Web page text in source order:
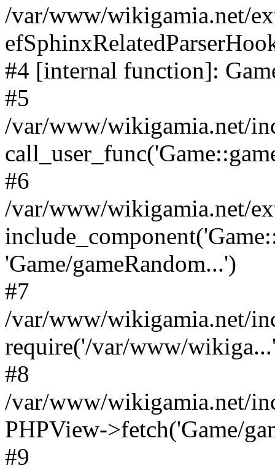
/var/www/wikigamia.net/
#4 [internal function]:
#5
/var/www/wikigamia.net/
#6
/var/www/wikigamia.net/
'Game/gameRandom...')
#7
/var/www/wikigamia.net/
require('/var/www/
#8
/var/www/wikigamia.net/
PHPView->fetch('Game/
#9